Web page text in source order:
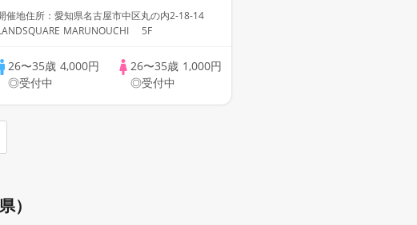
催地住所：愛知県名古屋市中区丸の内2-18-14
MARUNOUCHI 5F
26〜35歳4,000円
◎受付中
26〜35歳 1,000円
◎受付中
）